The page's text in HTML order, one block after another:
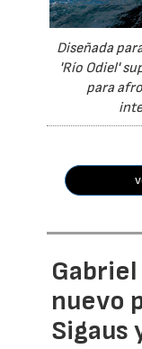
Diseñada
'Río Odiel'
para
nuevo
Sigaus